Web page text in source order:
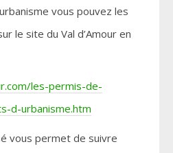
vous pouvez les
le site du Val d’Amour en
les-permis-de-
d-urbanisme.htm
vous permet de suivre